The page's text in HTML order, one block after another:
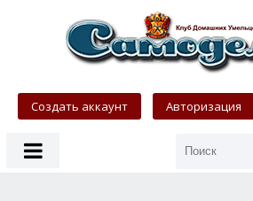
Создать аккаунт Авторизация